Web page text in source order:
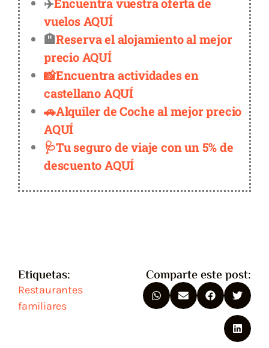
vuelos AQUÍ
🏨Reserva el alojamiento al mejor
precio AQUÍ
📸Encuentra actividades en
castellano AQUÍ
🚗Alquiler de Coche al mejor precio
AQUÍ
🩺Tu seguro de viaje con un 5% de
descuento AQUÍ
Etiquetas:
Restaurantes
familiares
Comparte este post: